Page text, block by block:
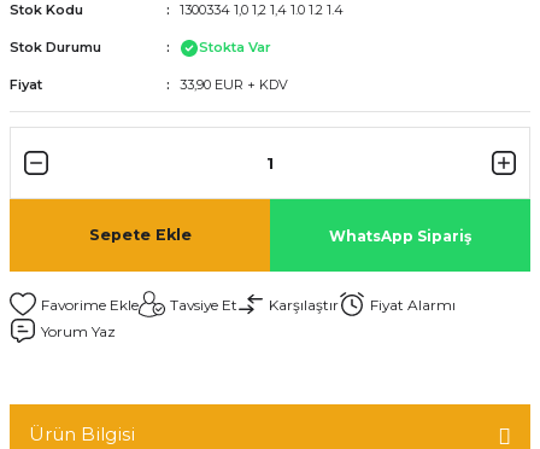
Stok Kodu 1300334 1,0 1,2 1,4 1.0 1.2 1.4
Stok Durumu Stokta Var
Fiyat 33,90 EUR + KDV
Sepete Ekle WhatsApp Sipariş
Tavsiye Et Karşılaştır
Fiyat Alarmı
Yorum Yaz
Ürün Bilgisi